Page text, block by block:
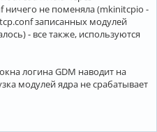
не поменяла (mkinitcpio -
записанных модулей
- все также, используются
логина GDM наводит на
модулей ядра не срабатывает